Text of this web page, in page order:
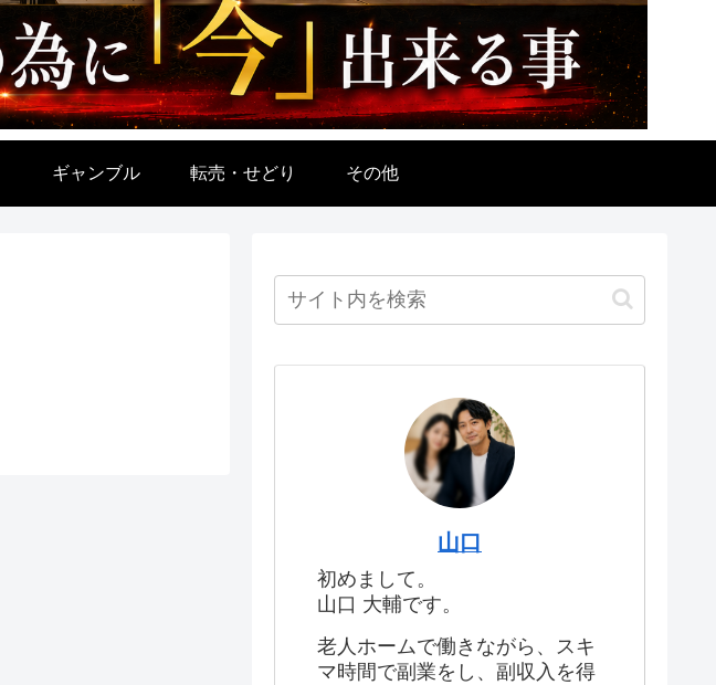
ギャンブル 転売・せどり その他
山口
初めまして。
山口 大輔です。
老人ホームで働きながら、スキ
マ時間で副業をし、副収入を得